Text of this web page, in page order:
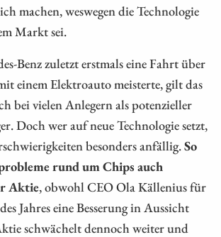
machen, weswegen die Technologie
Markt sei.
Benz zuletzt erstmals eine Fahrt über
einem Elektroauto meisterte, gilt das
bei vielen Anlegern als potenzieller
Doch wer auf neue Technologie setzt,
besonders anfällig.So
rund um Chips auch
Aktie, obwohl CEO Ola Källenius für
Jahres eine Besserung in Aussicht
schwächelt dennoch weiter und